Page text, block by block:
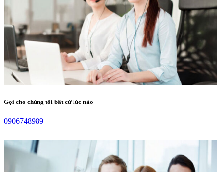
Gọi cho chúng tôi bất cứ lúc nào
0906748989